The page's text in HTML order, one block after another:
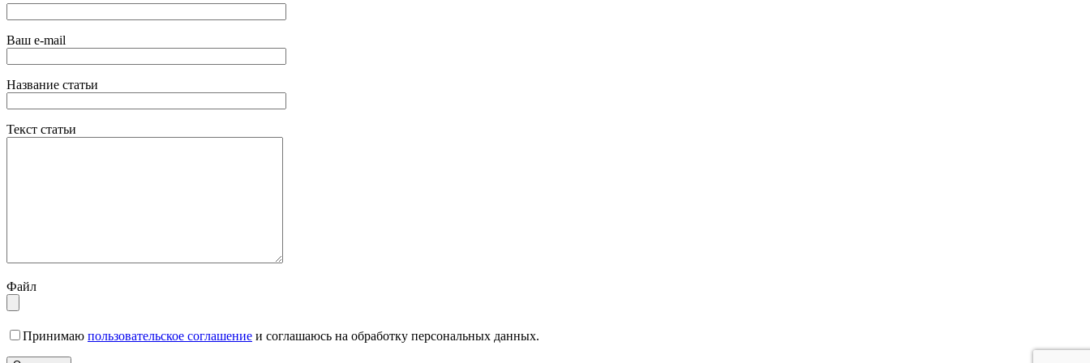
Ваш e-mail
Название статьи
Текст статьи
Файл
Принимаю пользовательское соглашение и соглашаюсь на обработку персональных данных.